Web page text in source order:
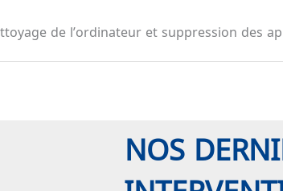
de l’ordinateur et suppression des
NOS